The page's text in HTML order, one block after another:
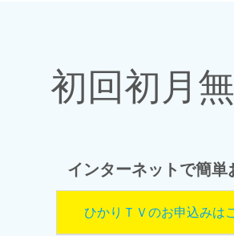
初回初月無
インターネットで簡単
ひかりＴＶのお申込みは